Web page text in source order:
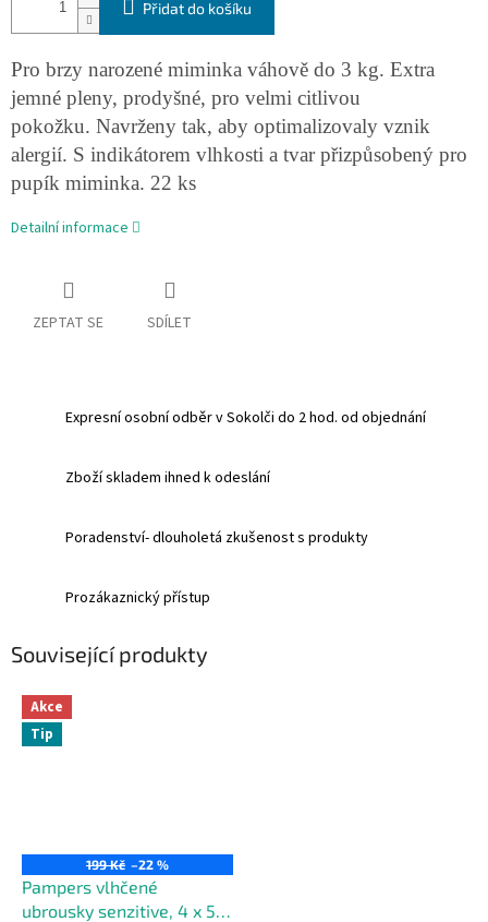
Přidat do košíku
Pro brzy narozené miminka váhově do 3 kg. Extra
jemné pleny, prodyšné, pro velmi citlivou
pokožku. Navrženy tak, aby optimalizovaly vznik
alergií. S indikátorem vlhkosti a tvar přizpůsobený pro
pupík miminka. 22 ks
Detailní informace
ZEPTAT SE SDÍLET
Expresní osobní odběr v Sokolči do 2 hod. od objednání
Zboží skladem ihned k odeslání
Poradenství- dlouholetá zkušenost s produkty
Prozákaznický přístup
Související produkty
Akce
Tip
199 Kč –22 %
Pampers vlhčené
ubrousky senzitive, 4 x 52